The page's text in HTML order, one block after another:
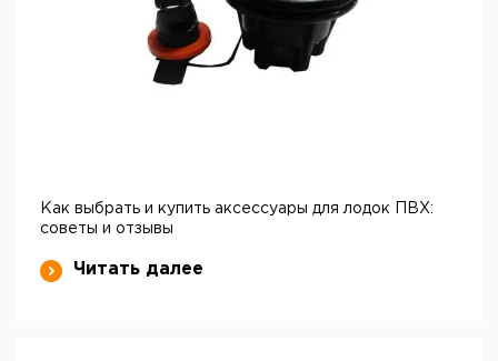
Как выбрать и купить аксессуары для лодок ПВХ:
советы и отзывы
Читать далее